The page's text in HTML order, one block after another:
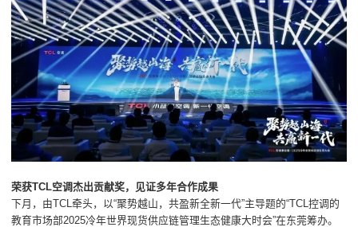
荣获TCL空调杰出贡献奖，见证多年合作成果
下月，由TCL牵头，以“聚势越山，共盈新全新一代”主导题的“TCL控调的
教育市场部2025冷年世界现货供应链管理生态健康大时会”在东莞筹办。